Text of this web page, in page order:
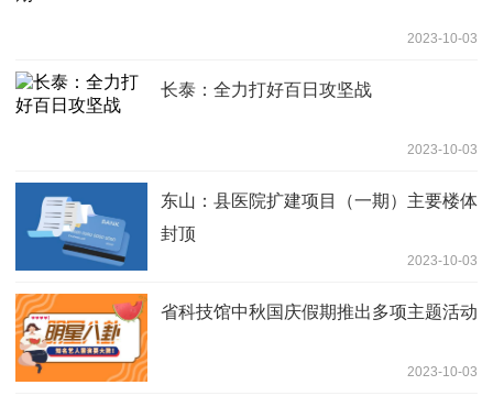
2023-10-03
长泰：全力打好百日攻坚战
2023-10-03
东山：县医院扩建项目（一期）主要楼体
封顶
2023-10-03
省科技馆中秋国庆假期推出多项主题活动
2023-10-03